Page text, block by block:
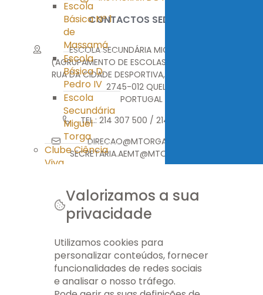
Escola
Básica Nº 1
de
Massamá
Escola
Básica D.
Pedro IV
Escola
Secundária
Miguel
Torga
Clube Ciência
Viva
Ass. Pais/E.E.
Ass. Pais/E.E.
APEE EB nº 1
APEE EB D.
Pedro IV
APEE ES Miguel
Torga
CONTACTOS SEDE
ESCOLA SECUNDÁRIA MIGUEL TORGA
(AGRUPAMENTO DE ESCOLAS MIGUEL TORGA)
RUA DA CIDADE DESPORTIVA, MONTE ABRAÃO
2745-012 QUELUZ
PORTUGAL
TEL.: 214 307 500 / 214 376 314
DIRECAO@MTORGA.EDU.PT
SECRETARIA.AEMT@MTORGA.EDU.PT
© 2026 AEMT. TODOS OS DIREITOS RESERVADOS.
Valorizamos a sua
privacidade
Utilizamos cookies para
personalizar conteúdos, fornecer
funcionalidades de redes sociais
e analisar o nosso tráfego.